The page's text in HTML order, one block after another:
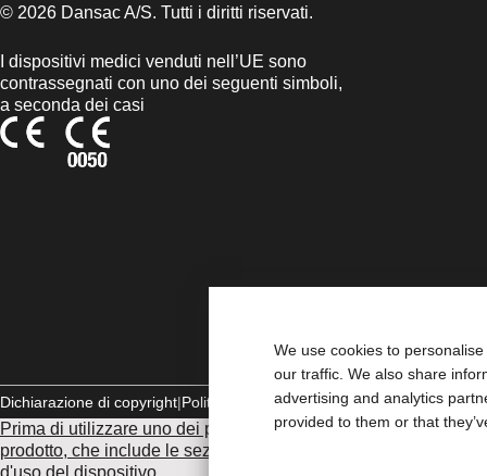
We use cookies to
our traffic. We also share
advertising and analytics
provided to them or that
© 2026 Dansac A/S. Tutti i diritti riservati.
I dispositivi medici venduti nell’UE sono
contrassegnati con uno dei seguenti simboli,
a seconda dei casi
Dichiarazione di copyright Politica sulla riservatezza Gestione dei
Prima di utilizzare uno dei prodotti indicati, leggi per intero le
prodotto, che include le sezioni Uso previsto, Descrizione,